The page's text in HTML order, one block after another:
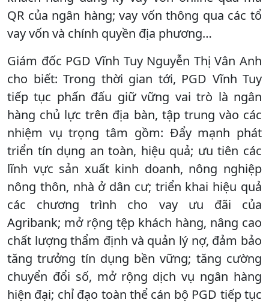
QR của ngân hàng; vay vốn thông qua các tổ
vay vốn và chính quyền địa phương…
Giám đốc PGD Vĩnh Tuy Nguyễn Thị Vân Anh
cho biết: Trong thời gian tới, PGD Vĩnh Tuy
tiếp tục phấn đấu giữ vững vai trò là ngân
hàng chủ lực trên địa bàn, tập trung vào các
nhiệm vụ trọng tâm gồm: Đẩy mạnh phát
triển tín dụng an toàn, hiệu quả; ưu tiên các
lĩnh vực sản xuất kinh doanh, nông nghiệp
nông thôn, nhà ở dân cư; triển khai hiệu quả
các chương trình cho vay ưu đãi của
Agribank; mở rộng tệp khách hàng, nâng cao
chất lượng thẩm định và quản lý nợ, đảm bảo
tăng trưởng tín dụng bền vững; tăng cường
chuyển đổi số, mở rộng dịch vụ ngân hàng
hiện đại; chỉ đạo toàn thể cán bộ PGD tiếp tục